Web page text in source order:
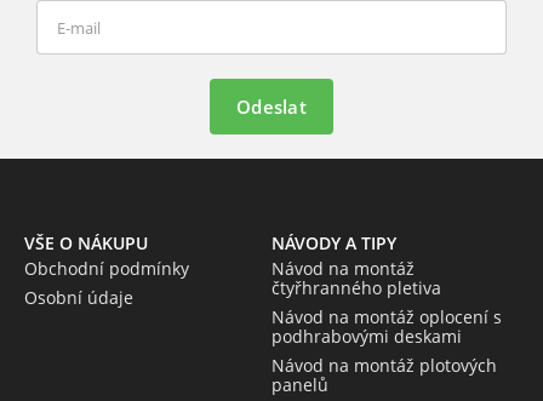
Odeslat
VŠE O NÁKUPU
Obchodní podmínky
Osobní údaje
NÁVODY A TIPY
Návod na montáž
čtyřhranného pletiva
Návod na montáž oplocení s
podhrabovými deskami
Návod na montáž plotových
panelů